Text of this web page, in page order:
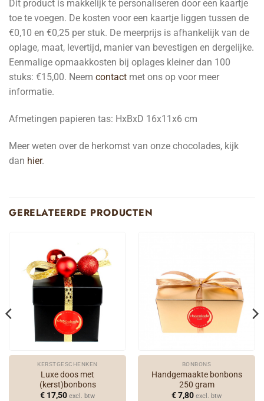
Dit product is makkelijk te personaliseren door een kaartje
toe te voegen. De kosten voor een kaartje liggen tussen de
€0,10 en €0,25 per stuk. De meerprijs is afhankelijk van de
oplage, maat, levertijd, manier van bevestigen en dergelijke.
Eenmalige opmaakkosten bij oplages kleiner dan 100
stuks: €15,00. Neem contact met ons op voor meer
informatie.
Afmetingen papieren tas: HxBxD 16x11x6 cm
Meer weten over de herkomst van onze chocolades, kijk
dan hier.
GERELATEERDE PRODUCTEN
KERSTGESCHENKEN
Luxe doos met
(kerst)bonbons
€ 17,50 excl. btw
BONBONS
Handgemaakte bonbons
250 gram
€7,80 excl. btw